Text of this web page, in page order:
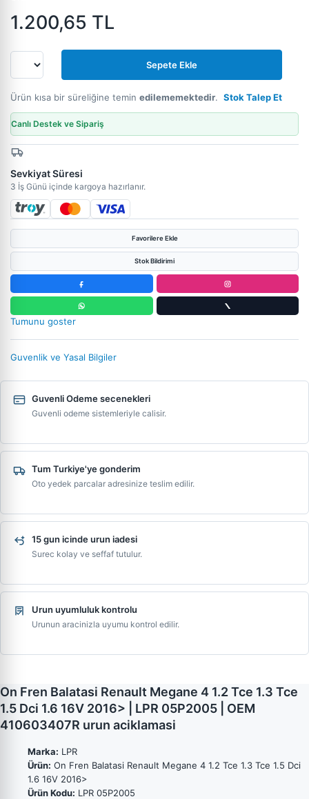
1.200,65 TL
Sepete Ekle
Ürün kısa bir süreliğine temin edilememektedir. Stok Talep Et
Canlı Destek ve Sipariş
Sevkiyat Süresi
3 İş Günü içinde kargoya hazırlanır.
Favorilere Ekle
Stok Bildirimi
Tumunu goster
Guvenlik ve Yasal Bilgiler
Guvenli Odeme secenekleri
Guvenli odeme sistemleriyle calisir.
Tum Turkiye'ye gonderim
Oto yedek parcalar adresinize teslim edilir.
15 gun icinde urun iadesi
Surec kolay ve seffaf tutulur.
Urun uyumluluk kontrolu
Urunun aracinizla uyumu kontrol edilir.
On Fren Balatasi Renault Megane 4 1.2 Tce 1.3 Tce
1.5 Dci 1.6 16V 2016> | LPR 05P2005 | OEM
410603407R urun aciklamasi
Marka: LPR
Ürün: On Fren Balatasi Renault Megane 4 1.2 Tce 1.3 Tce 1.5 Dci
1.6 16V 2016>
Ürün Kodu: LPR 05P2005